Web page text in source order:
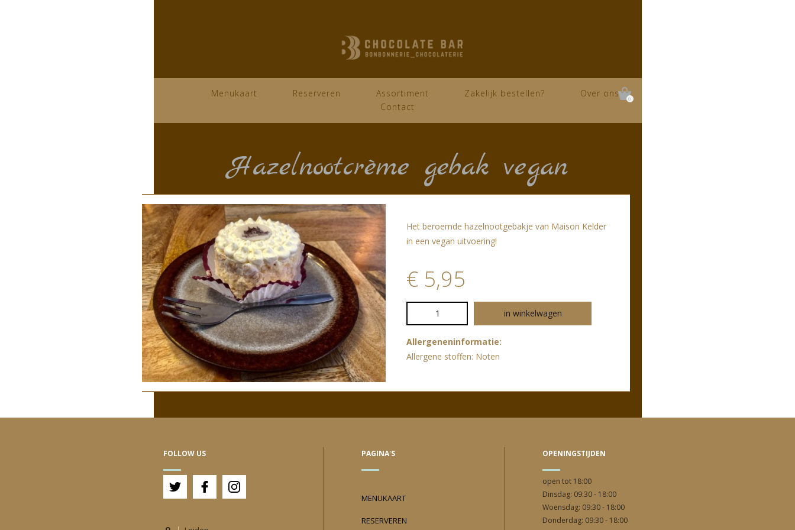
Menukaart Reserveren Assortiment Zakelijk bestellen?
Over ons
Contact
0
Hazelnootcrème gebak vegan
Het beroemde hazelnootgebakje van Maison Kelder
in een vegan uitvoering!
€ 5,95
in winkelwagen
Allergeneninformatie:
Allergene stoffen: Noten
FOLLOW US PAGINA'S
MENUKAART
RESERVEREN
OPENINGSTIJDEN
open tot 18:00
Dinsdag: 09:30 - 18:00
Woensdag: 09:30 - 18:00
Donderdag: 09:30 - 18:00